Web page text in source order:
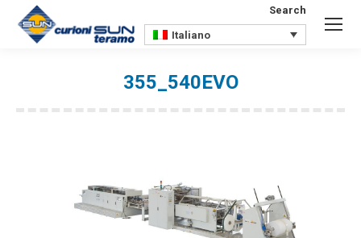
Search:
Search
Italiano
355_540EVO